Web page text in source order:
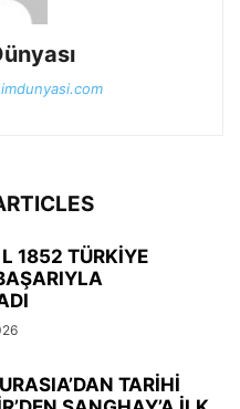
1852 TÜRKİYE
TARİHİ